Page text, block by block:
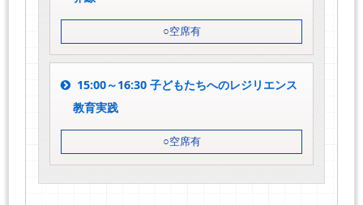
○空席有
15:00～16:30 子どもたちへのレジリエンス
教育実践
○空席有